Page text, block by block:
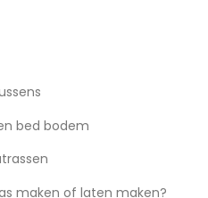
bed bodem
maken of laten maken?